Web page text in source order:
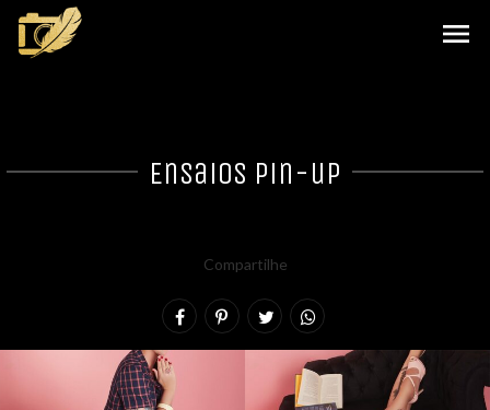
menu
Ensaios Pin-up
Compartilhe